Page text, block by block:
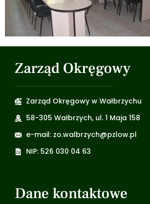
Zarząd Okręgowy
Zarząd Okręgowy w Wałbrzychu
58-305 Wałbrzych, ul. 1 Maja 158
e-mail: zo.walbrzych@pzlow.pl
NIP: 526 030 04 63
Dane kontaktowe